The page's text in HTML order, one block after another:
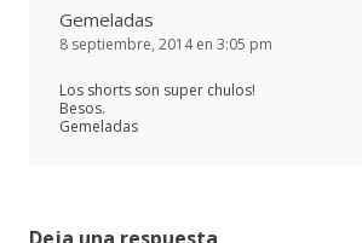
Gemeladas
8 septiembre, 2014 en 3:05 pm
Los shorts son super chulos!
Besos.
Gemeladas